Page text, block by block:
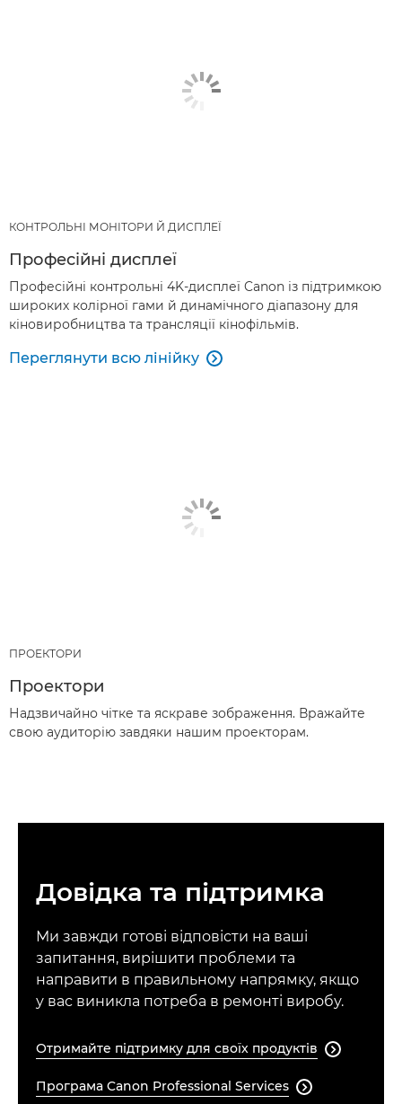
КОНТРОЛЬНІ МОНІТОРИ Й ДИСПЛЕЇ
Професійні дисплеї
Професійні контрольні 4K-дисплеї Canon із підтримкою
широких колірної гами й динамічного діапазону для
кіновиробництва та трансляції кінофільмів.
Переглянути всю лінійку 
ПРОЕКТОРИ
Проектори
Надзвичайно чітке та яскраве зображення. Вражайте
свою аудиторію завдяки нашим проекторам.
Довідка та підтримка
Ми завжди готові відповісти на ваші
запитання, вирішити проблеми та
направити в правильному напрямку, якщо
у вас виникла потреба в ремонті виробу.
Отримайте підтримку для своїх продуктів 
Програма Canon Professional Services 